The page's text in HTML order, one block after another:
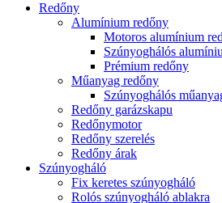
Redőny
Alumínium redőny
Motoros alumínium
Szúnyoghálós
Prémium redőny
Műanyag redőny
Szúnyoghálós
Redőny garázskapu
Redőnymotor
Redőny szerelés
Redőny árak
Szúnyogháló
Fix keretes szúnyogháló
Rolós szúnyogháló ablakra